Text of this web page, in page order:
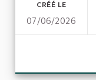
CRÉÉ LE
07/06/2026